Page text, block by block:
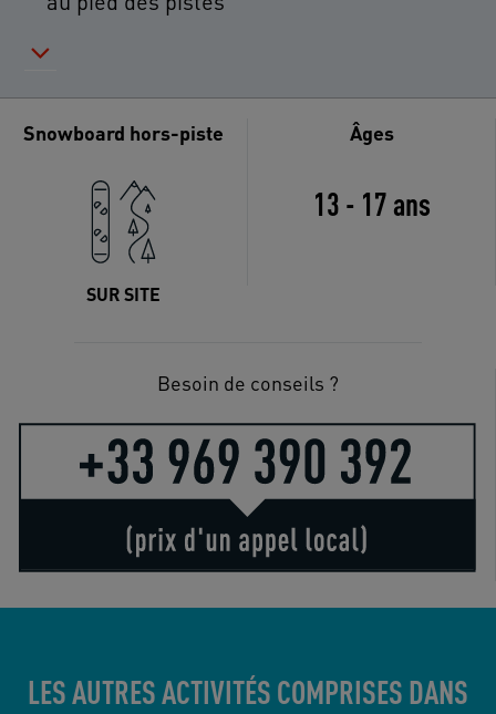
Snowboard hors-piste
SUR SITE
Âges
13 - 17 ans
Besoin de conseils ?
LES AUTRES ACTIVITÉS COMPRISES DANS